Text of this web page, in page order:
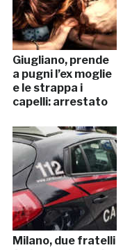
Giugliano, prende
a pugni l’ex moglie
e le strappa i
capelli: arrestato
Milano, due fratelli